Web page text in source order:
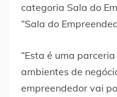
categoria Sala do
“Sala do
“Esta é uma
ambientes de
empreendedor vai